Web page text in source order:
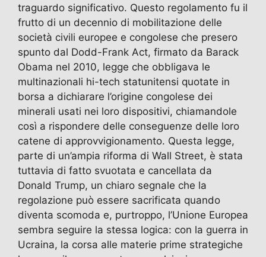
traguardo significativo. Questo regolamento fu il
frutto di un decennio di mobilitazione delle
società civili europee e congolese che presero
spunto dal Dodd-Frank Act, firmato da Barack
Obama nel 2010, legge che obbligava le
multinazionali hi-tech statunitensi quotate in
borsa a dichiarare l’origine congolese dei
minerali usati nei loro dispositivi, chiamandole
così a rispondere delle conseguenze delle loro
catene di approvvigionamento. Questa legge,
parte di un’ampia riforma di Wall Street, è stata
tuttavia di fatto svuotata e cancellata da
Donald Trump, un chiaro segnale che la
regolazione può essere sacrificata quando
diventa scomoda e, purtroppo, l’Unione Europea
sembra seguire la stessa logica: con la guerra in
Ucraina, la corsa alle materie prime strategiche